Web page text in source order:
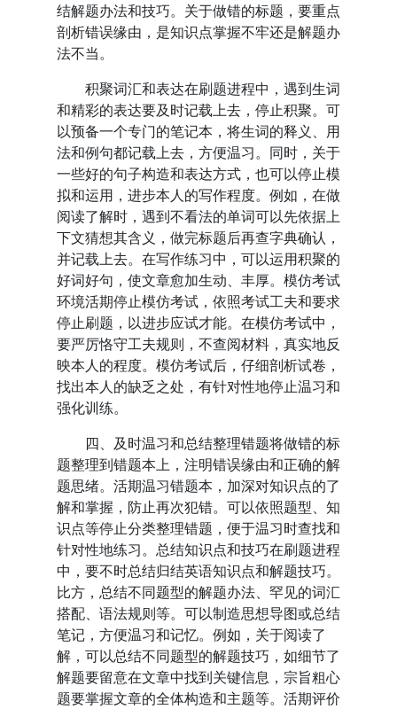
结解题办法和技巧。关于做错的标题，要重点
剖析错误缘由，是知识点掌握不牢还是解题办
法不当。
积聚词汇和表达在刷题进程中，遇到生词
和精彩的表达要及时记载上去，停止积聚。可
以预备一个专门的笔记本，将生词的释义、用
法和例句都记载上去，方便温习。同时，关于
一些好的句子构造和表达方式，也可以停止模
拟和运用，进步本人的写作程度。例如，在做
阅读了解时，遇到不看法的单词可以先依据上
下文猜想其含义，做完标题后再查字典确认，
并记载上去。在写作练习中，可以运用积聚的
好词好句，使文章愈加生动、丰厚。模仿考试
环境活期停止模仿考试，依照考试工夫和要求
停止刷题，以进步应试才能。在模仿考试中，
要严厉恪守工夫规则，不查阅材料，真实地反
映本人的程度。模仿考试后，仔细剖析试卷，
找出本人的缺乏之处，有针对性地停止温习和
强化训练。
四、及时温习和总结整理错题将做错的标
题整理到错题本上，注明错误缘由和正确的解
题思绪。活期温习错题本，加深对知识点的了
解和掌握，防止再次犯错。可以依照题型、知
识点等停止分类整理错题，便于温习时查找和
针对性地练习。总结知识点和技巧在刷题进程
中，要不时总结归结英语知识点和解题技巧。
比方，总结不同题型的解题办法、罕见的词汇
搭配、语法规则等。可以制造思想导图或总结
笔记，方便温习和记忆。例如，关于阅读了
解，可以总结不同题型的解题技巧，如细节了
解题要留意在文章中找到关键信息，宗旨粗心
题要掌握文章的全体构造和主题等。活期评价